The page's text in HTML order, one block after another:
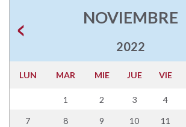
NOVIEMBRE
2022
LUN MAR MIE JUE VIE
1 2 3 4
7 8 9 10 11